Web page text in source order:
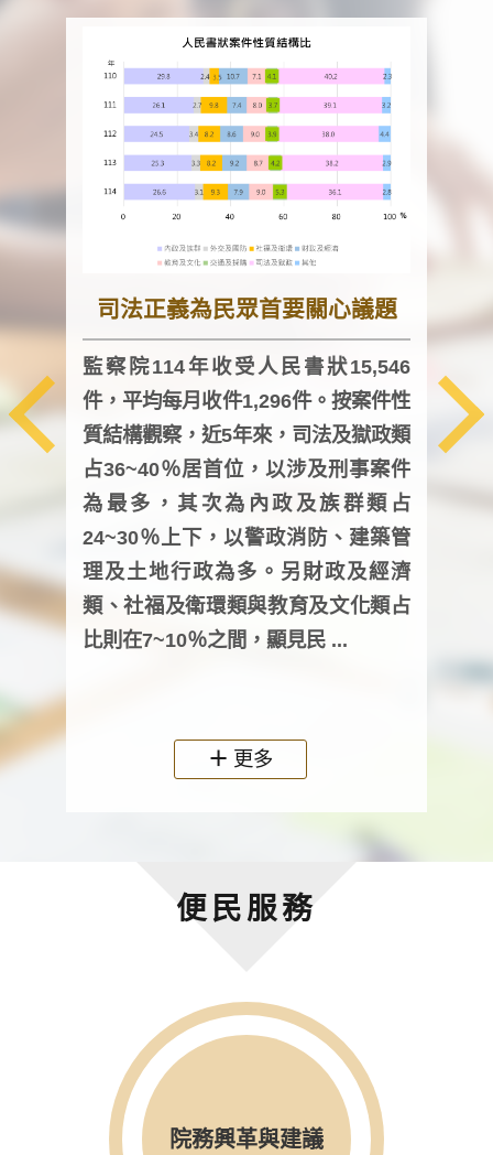
司法正義為民眾首要關心議題
監察院114年收受人民書狀15,546
件，平均每月收件1,296件。按案件性
質結構觀察，近5年來，司法及獄政類
占36~40％居首位，以涉及刑事案件
為最多，其次為內政及族群類占
24~30％上下，以警政消防、建築管
理及土地行政為多。另財政及經濟
類、社福及衛環類與教育及文化類占
比則在7~10％之間，顯見民 ...
監
均每
人
更多
便民服務
院務興革與建議